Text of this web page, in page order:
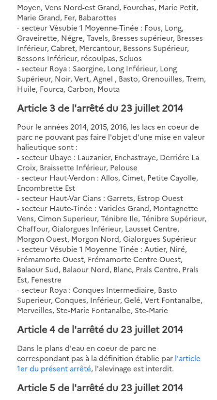
Moyen, Vens Nord-est Grand, Fourchas, Marie Petit,
Marie Grand, Fer, Babarottes
- secteur Vésubie 1 Moyenne-Tinée : Fous, Long,
Graveirette, Négre, Tavels, Bresses supérieur, Bresses
Inférieur, Cabret, Mercantour, Bessons Supérieur,
Bessons Inférieur, récoulpas, Scluos
- secteur Roya : Saorgine, Long Inférieur, Long
Supérieur, Noir, Vert, Agnel , Basto, Grenouilles, Trem,
Huile, Fourca, Carbon, Mouta
Article 3 de l'arrêté du 23 juillet 2014
Pour le années 2014, 2015, 2016, les lacs en coeur de
parc ne pouvant pas faire l'objet d'une mise en valeur
halieutique sont :
- secteur Ubaye : Lauzanier, Enchastraye, Derriére La
Croix, Braissette Inférieur, Pelouse
- secteur Haut-Verdon : Allos, Cimet, Petite Cayolle,
Encombrette Est
- secteur Haut-Var Cians : Garrets, Estrop Ouest
- secteur Haute-Tinée : Varicles Grand, Montagnette
Vens, Cimon Superieur, Ténibre Ile, Ténibre Supérieur,
Chaffour, Gialorgues Inférieur, Lausset Centre,
Morgon Ouest, Morgon Nord, Gialorgues Supérieur
- secteur Vésubie 1 Moyenne Tinée : Autier, Niré,
Frémamorte Ouest, Frémamorte Centre Ouest,
Balaour Sud, Balaour Nord, Blanc, Prals Centre, Prals
Est, Fenestre
- secteur Roya : Conques Intermediaire, Basto
Superieur, Conques, Inférieur, Gelé, Vert Fontanalbe,
Merveilles, Ste-Marie Fontanalbe, Ste-Marie
Article 4 de l'arrêté du 23 juillet 2014
Dans le plans d'eau en coeur de parc ne
correspondant pas à la définition établie par l'article
1er du présent arrêté, l'alevinage est interdit.
Article 5 de l'arrêté du 23 juillet 2014